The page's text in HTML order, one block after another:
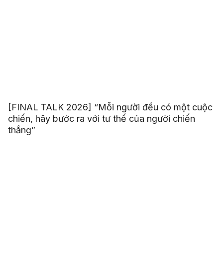
[FINAL TALK 2026] “Mỗi người đều có một cuộc
chiến, hãy bước ra với tư thế của người chiến
thắng”